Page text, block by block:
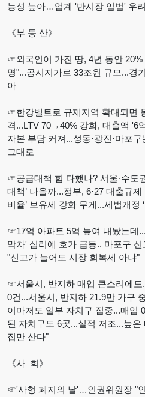
능성 높아…업계 '반시장 입법' 우
《부 동 산》
☞외국인이 가진 땅, 4년 동안
명"...공시지가로 33조원 규모...경
아
☞한강벨트로 규제지역 확대되면
격...LTV 70→40% 강화, 대출액 '6
자본 부담 커져...성동·광진·마포
그대로
☞공급대책 힘 다했나? 서울·수도
대책’ 나올까...정부, 6·27 대출규
비율’ 보유세 강화 무게...세법개정
☞17억 아파트 5억 높여 내놨는데
막차' 심리에 호가 급등.. 마포구
"신고가 늘어도 시장 회복세 아냐"
☞서울시, 반지하 매입 큰소리에도
0건...서울시, 반지하 21.9만 가구
이마저도 일부 자치구 집중...매입
된 자치구도 6곳...실적 저조...높
집만 산다"
《사 회》
☞'사형 폐지의 날'…인권위원장 "